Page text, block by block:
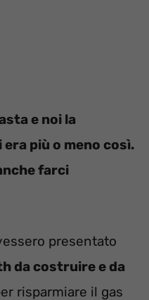
e noi la
era più o meno così.
farci
presentato
da costruire e da
risparmiare il gas